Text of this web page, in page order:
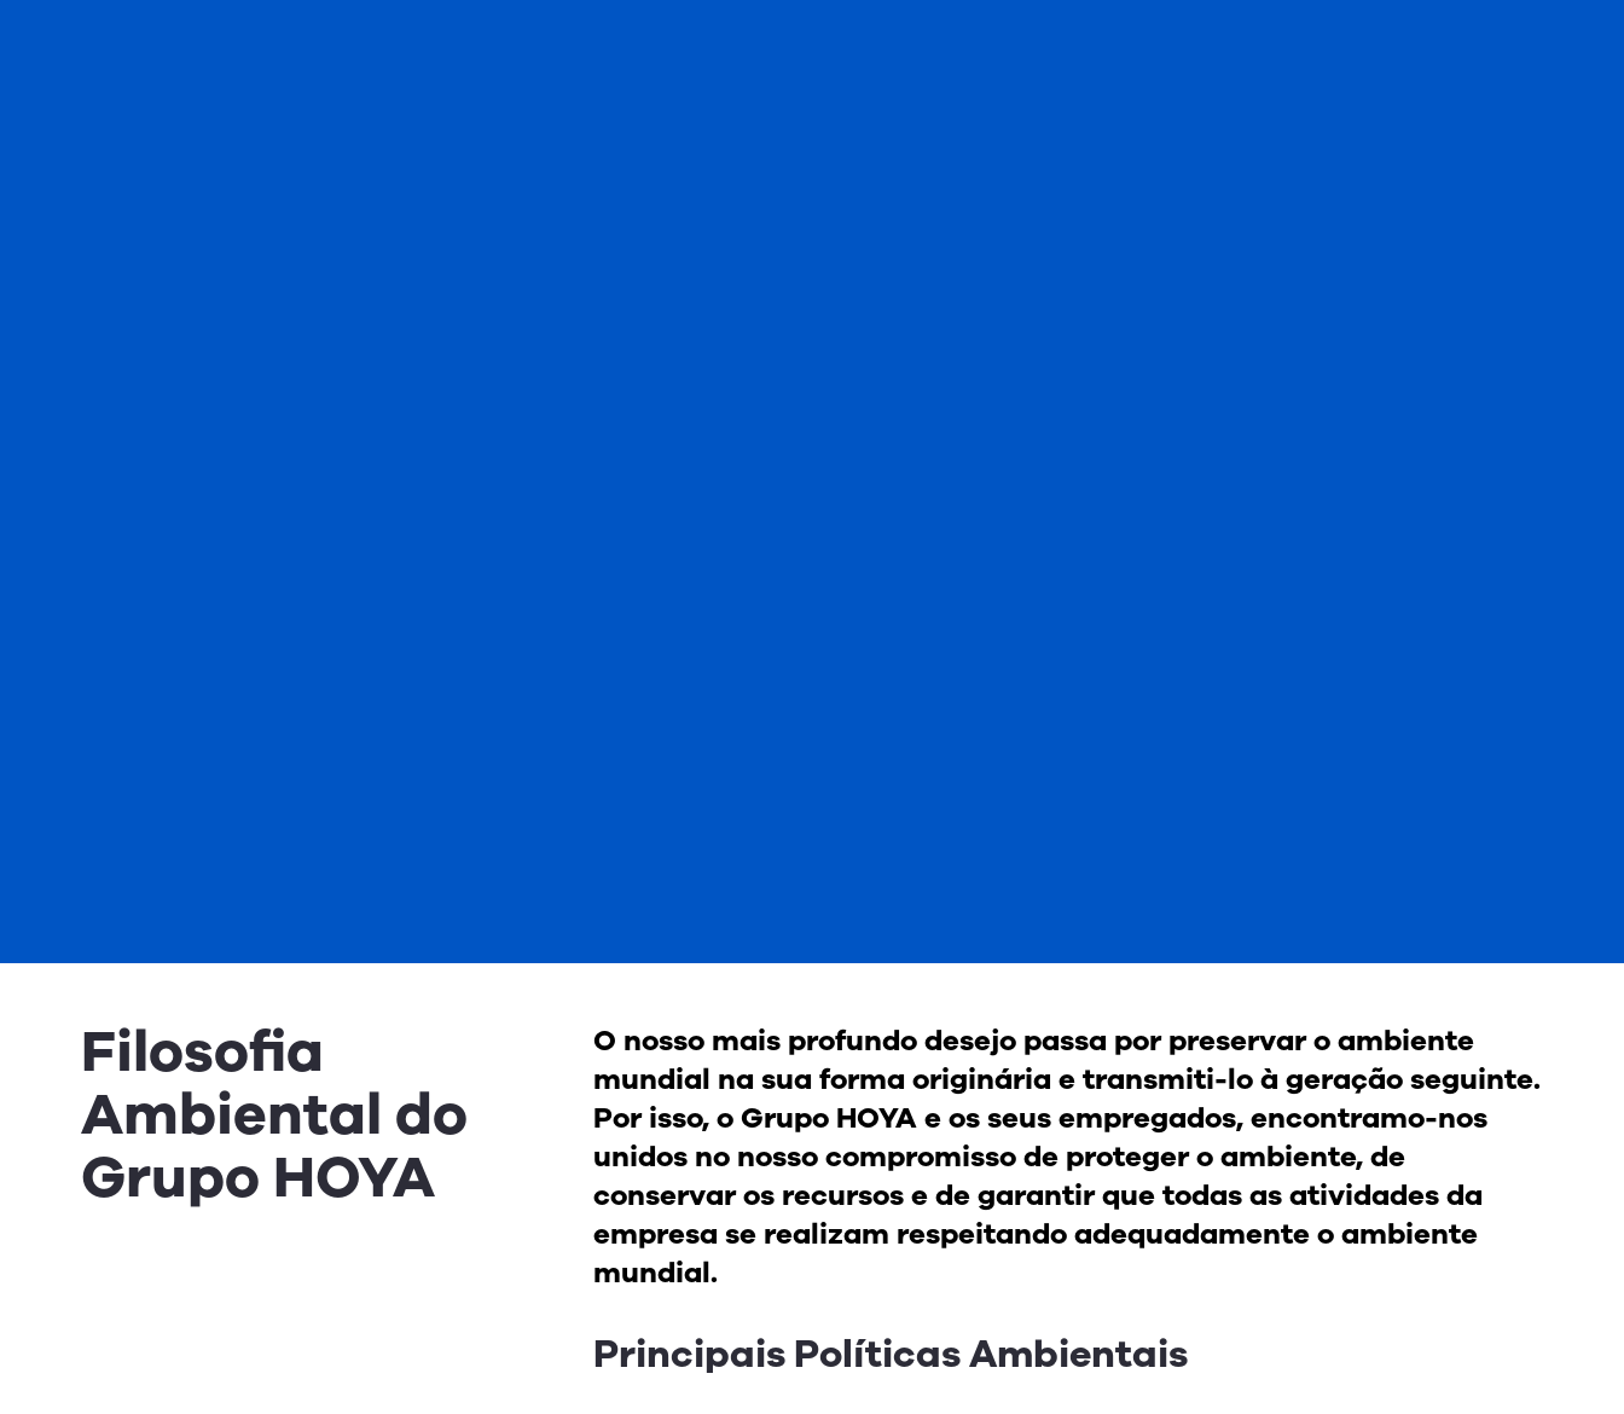
Filosofia
Ambiental do
Grupo HOYA
O nosso mais profundo desejo passa por preservar o ambiente
mundial na sua forma originária e transmiti-lo à geração seguinte.
Por isso, o Grupo HOYA e os seus empregados, encontramo-nos
unidos no nosso compromisso de proteger o ambiente, de
conservar os recursos e de garantir que todas as atividades da
empresa se realizam respeitando adequadamente o ambiente
mundial.
Principais Políticas Ambientais